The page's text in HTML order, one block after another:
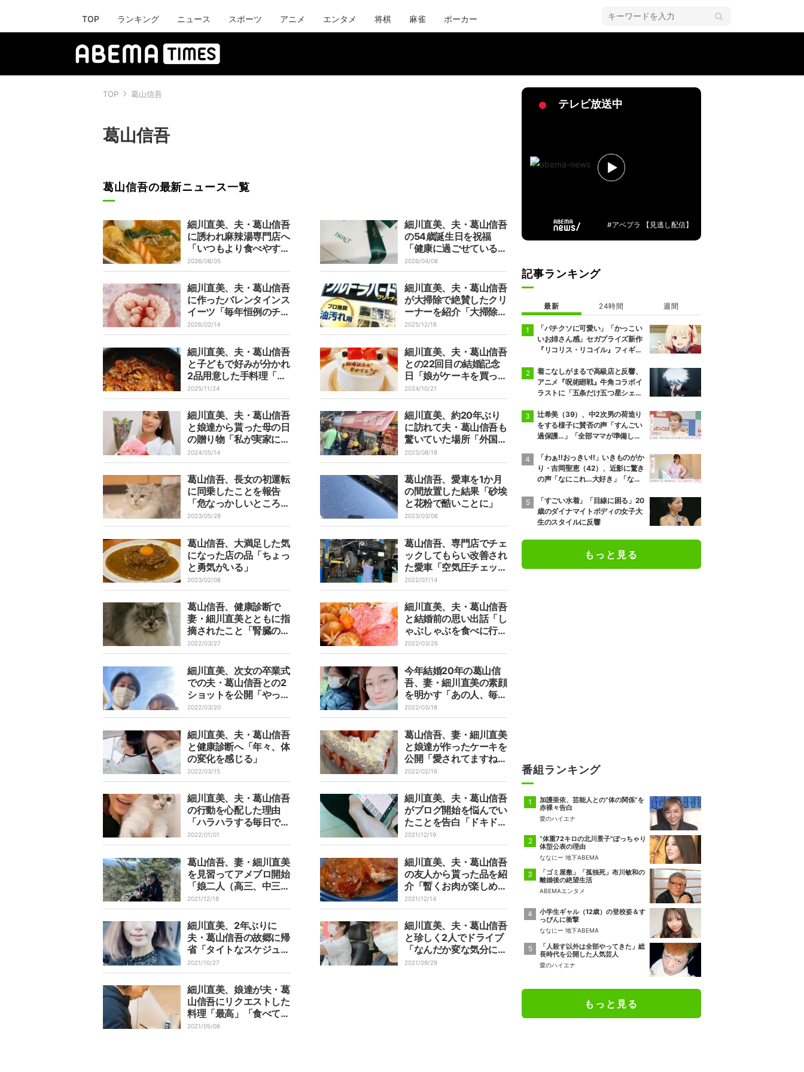
TOP ランキング ニュース スポーツ アニメ エンタメ 将棋 麻雀 ポーカー
TOP 葛山信吾
葛山信吾
葛山信吾の最新ニュース一覧
細川直美、夫・葛山信吾
に誘われ麻辣湯専門店へ
「いつもより食べやすく
て美味しかった」
2026/08/05
細川直美、夫・葛山信吾
の54歳誕生日を祝福
「健康に過ごせているこ
とに感謝」
2026/04/08
細川直美、夫・葛山信吾
に作ったバレンタインス
イーツ「毎年恒例のチョ
コレートケーキ」
2026/02/14
細川直美、夫・葛山信吾
が大掃除で絶賛したクリ
ーナーを紹介「大掃除に
オススメです」
2025/12/18
細川直美、夫・葛山信吾
と子どもで好みが分かれ
2品用意した手料理「材
料が同じだと助かる～
～」
2025/11/24
細川直美、夫・葛山信吾
との22回目の結婚記念
日「娘がケーキを買って
来てくれた」
2024/10/21
細川直美、夫・葛山信吾
と娘達から貰った母の日
の贈り物「私が実家に帰
っている間に」
2024/05/14
細川直美、約20年ぶり
に訪れて夫・葛山信吾も
驚いていた場所「外国に
来たかの様に錯覚するく
らい」
2023/08/18
葛山信吾、長女の初運転
に同乗したことを報告
「危なっかしいところは
ありましたが」
2023/05/28
葛山信吾、愛車を1か月
の間放置した結果「砂埃
と花粉で酷いことに」
2023/03/06
葛山信吾、大満足した気
になった店の品「ちょっ
と勇気がいる」
2023/02/08
葛山信吾、専門店でチェ
ックしてもらい改善され
た愛車「空気圧チェック
大切ですね」
2022/07/14
葛山信吾、健康診断で
妻・細川直美とともに指
摘されたこと「腎臓の数
値が低い」
2022/03/27
細川直美、夫・葛山信吾
と結婚前の思い出話「し
ゃぶしゃぶを食べに行っ
た」
2022/03/26
細川直美、次女の卒業式
での夫・葛山信吾との2
ショットを公開「やっと
少し、ホッとしました」
2022/03/20
今年結婚20年の葛山信
吾、妻・細川直美の素顔
を明かす「あの人、毎年
記念日忘れちゃう
（笑）」
2022/03/18
細川直美、夫・葛山信吾
と健康診断へ「年々、体
の変化を感じる」
2022/03/15
葛山信吾、妻・細川直美
と娘達が作ったケーキを
公開「愛されてますね」
「美味しそう」の声
2022/02/16
細川直美、夫・葛山信吾
の行動を心配した理由
「ハラハラする毎日です
が」
2022/01/01
細川直美、夫・葛山信吾
がブログ開始を悩んでい
たことを告白「ドキドキ
の様子」
2021/12/19
葛山信吾、妻・細川直美
を見習ってアメブロ開始
「娘二人（高三、中三）
の父です」
2021/12/18
細川直美、夫・葛山信吾
の友人から貰った品を紹
介「暫くお肉が楽しめそ
うです」
2021/12/14
細川直美、2年ぶりに
夫・葛山信吾の故郷に帰
省「タイトなスケジュー
ルでしたが」
2021/10/27
細川直美、夫・葛山信吾
と珍しく2人でドライブ
「なんだか変な気分にな
ります」
2021/09/29
細川直美、娘達が夫・葛
山信吾にリクエストした
料理「最高」「食べてみ
たい」の声
2021/05/06
テレビ放送中
#アベプラ 【見逃し配信】
記事ランキング
最新 24時間 週間
「バチクソに可愛い」「かっこい
いお姉さん感」セガプライズ新作
『リコリス・リコイル』フィギュ
着こなしがまるで高級店と反響、
アニメ『呪術廻戦』牛角コラボイ
ラストに「五条だけ五つ星シェ
辻希美（39）、中2次男の荷造り
をする様子に賛否の声「すんごい
過保護…」「全部ママが準備して
「わぁ!!おっきい!!」いきものがか
り・吉岡聖恵（42）、近影に驚き
の声「なにこれ…大好き」「なん
「すごい水着」「目線に困る」20
歳のダイナマイトボディの女子大
生のスタイルに反響
もっと見る
番組ランキング
加護亜依、芸能人との“体の関係”を
赤裸々告白
愛のハイエナ
“体重72キロの北川景子”ぽっちゃり
体型公表の理由
ななにー 地下ABEMA
「ゴミ屋敷」「孤独死」布川敏和の
離婚後の絶望生活
ABEMAエンタメ
小学生ギャル（12歳）の登校姿＆す
っぴんに衝撃
ななにー 地下ABEMA
「人殺す以外は全部やってきた」総
長時代を公開した人気芸人
愛のハイエナ
もっと見る